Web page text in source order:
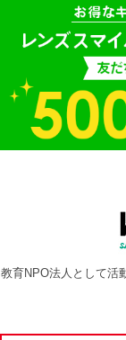
教育NPO法人として活